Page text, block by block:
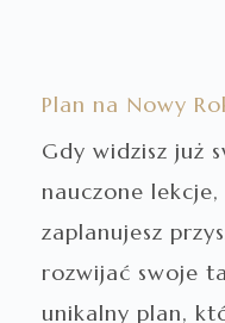
Plan na Nowy
Gdy widzisz już
nauczone
zaplanujesz
rozwijać swoje
unikalny plan,